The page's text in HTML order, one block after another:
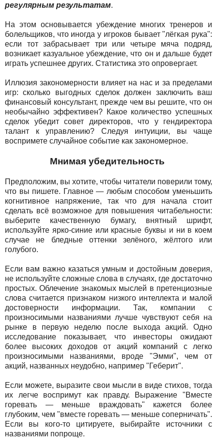
регулярным результатам.
На этом основывается убеждение многих тренеров и
болельщиков, что иногда у игроков бывает "лёгкая рука":
если тот забрасывает три или четыре мяча подряд,
возникает казуальное убеждение, что он и дальше будет
играть успешнее других. Статистика это опровергает.
Иллюзия закономерности влияет на нас и за пределами
игр: сколько выгодных сделок должен заключить ваш
финансовый консультант, прежде чем вы решите, что он
необычайно эффективен? Какое количество успешных
сделок убедит совет директоров, что у гендиректора
талант к управлению? Следуя интуиции, вы чаще
воспримете случайное событие как закономерное.
Мнимая убедительность
Предположим, вы хотите, чтобы читатели поверили тому,
что вы пишете. Главное — любым способом уменьшить
когнитивное напряжение, так что для начала стоит
сделать всё возможное для повышения читабельности:
выберите качественную бумагу, внятный шрифт,
используйте ярко-синие или красные буквы и ни в коем
случае не бледные оттенки зелёного, жёлтого или
голубого.
Если вам важно казаться умным и достойным доверия,
не используйте сложные слова в случаях, где достаточно
простых. Облечение знакомых мыслей в претенциозные
слова считается признаком низкого интеллекта и малой
достоверности информации. Так, компании с
произносимыми названиями лучше чувствуют себя на
рынке в первую неделю после выхода акций. Одно
исследование показывает, что инвесторы ожидают
более высоких доходов от акций компаний с легко
произносимыми названиями, вроде "Эмми", чем от
акций, названных неудобно, например "Геберит".
Если можете, выразите свои мысли в виде стихов, тогда
их легче воспримут как правду. Выражение "Вместе
горевать — меньше враждовать" кажется более
глубоким, чем "вместе горевать — меньше соперничать".
Если вы кого-то цитируете, выбирайте источники с
названиями попроще.